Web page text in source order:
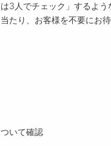
3人でチェック」するよ
たり、お客様を不要にお
いて確認